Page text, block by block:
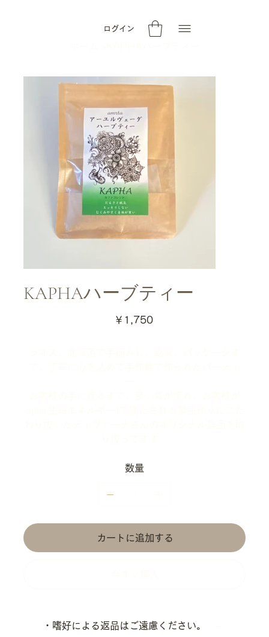
ログイン
KAPHAハーブティー
格
￥1,750
数量
カートに追加する
・嗜好による返品はご遠慮ください。